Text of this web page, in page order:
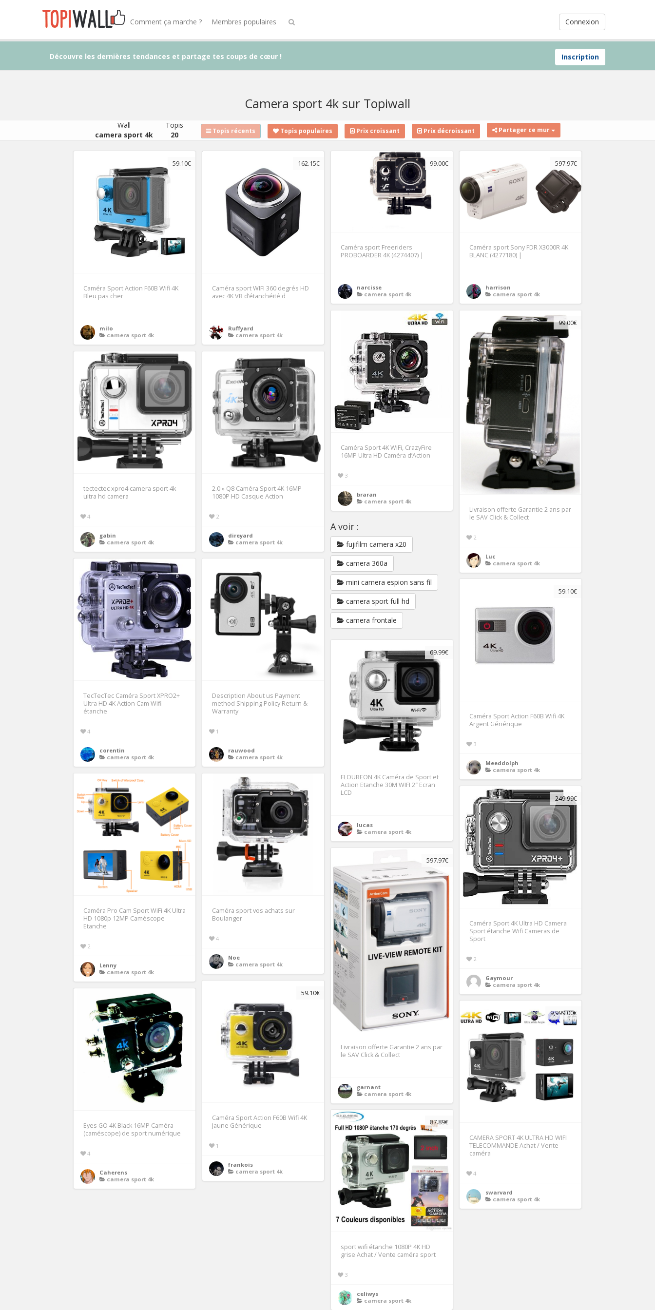
Connexion
Comment ça marche ? Membres populaires
Inscription
Découvre les dernières tendances et partage tes coups de cœur !
Camera sport 4k sur Topiwall
Wall
camera sport 4k
Topis
20
Topis récents Topis populaires Prix croissant Prix décroissant Partager ce mur
59.10€
Caméra Sport Action F60B Wifi 4K
Bleu pas cher
milo
camera sport 4k
162.15€
Caméra sport WIFI 360 degrés HD
avec 4K VR d’étanchéité d
Ruffyard
camera sport 4k
99.00€
Caméra sport Freeriders
PROBOARDER 4K (4274407) |
narcisse
camera sport 4k
597.97€
Caméra sport Sony FDR X3000R 4K
BLANC (4277180) |
harrison
camera sport 4k
Caméra Sport 4K WiFi, CrazyFire
16MP Ultra HD Caméra d’Action
3
braran
camera sport 4k
99.00€
Livraison offerte Garantie 2 ans par
le SAV Click & Collect
2
Luc
camera sport 4k
tectectec xpro4 camera sport 4k
ultra hd camera
4
gabin
camera sport 4k
2.0 » Q8 Caméra Sport 4K 16MP
1080P HD Casque Action
2
direyard
camera sport 4k
A voir :
fujifilm camera x20
camera 360a
mini camera espion sans fil
camera sport full hd
camera frontale
TecTecTec Caméra Sport XPRO2+
Ultra HD 4K Action Cam Wifi
étanche
4
corentin
camera sport 4k
Description About us Payment
method Shipping Policy Return &
Warranty
1
rauwood
camera sport 4k
59.10€
Caméra Sport Action F60B Wifi 4K
Argent Générique
3
Meeddolph
camera sport 4k
69.99€
FLOUREON 4K Caméra de Sport et
Action Etanche 30M WIFI 2″ Ecran
LCD
lucas
camera sport 4k
Caméra Pro Cam Sport WiFi 4K Ultra
HD 1080p 12MP Caméscope
Etanche
2
Lenny
camera sport 4k
Caméra sport vos achats sur
Boulanger
4
Noe
camera sport 4k
249.99€
Caméra Sport 4K Ultra HD Camera
Sport étanche Wifi Cameras de
Sport
2
Gaymour
camera sport 4k
597.97€
Livraison offerte Garantie 2 ans par
le SAV Click & Collect
garnant
camera sport 4k
59.10€
Caméra Sport Action F60B Wifi 4K
Jaune Générique
1
frankois
camera sport 4k
Eyes GO 4K Black 16MP Caméra
(caméscope) de sport numérique
4
Caherens
camera sport 4k
9,999.00€
CAMERA SPORT 4K ULTRA HD WIFI
TELECOMMANDE Achat / Vente
caméra
4
swarvard
camera sport 4k
87.89€
sport wifi étanche 1080P 4K HD
grise Achat / Vente caméra sport
3
celiwys
camera sport 4k